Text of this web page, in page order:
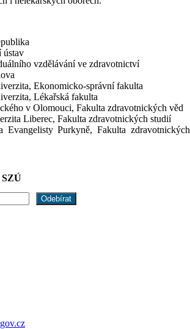
ústav
vzdělávání ve zdravotnictví
Ekonomicko-správní fakulta
Lékařská fakulta
v Olomouci, Fakulta zdravotnických věd
Liberec, Fakulta zdravotnických studií
Evangelisty Purkyně, Fakulta zdravotnických